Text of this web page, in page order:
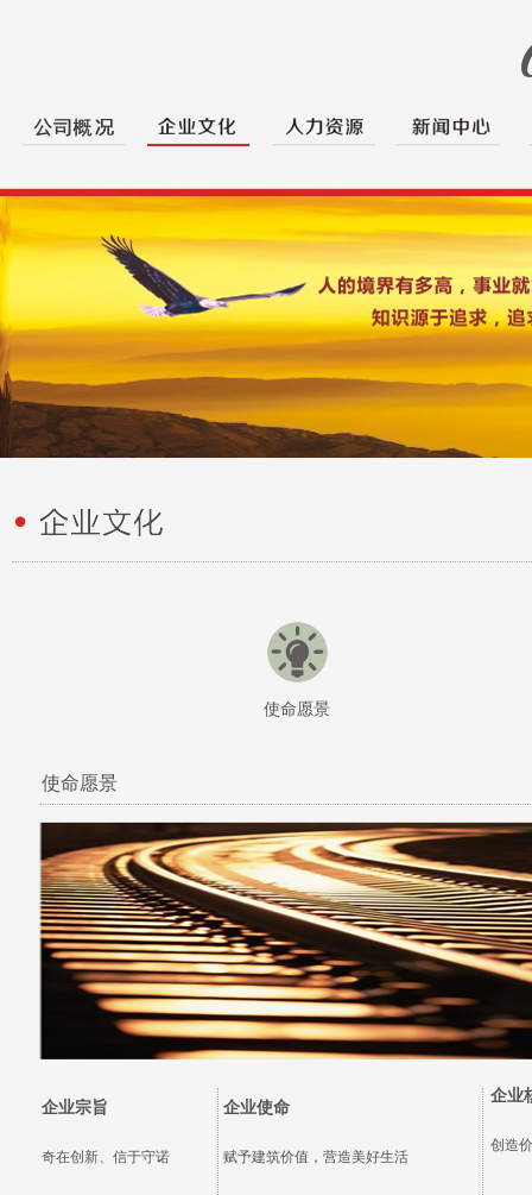
使命愿景
使命愿景
企业宗旨
奇在创新、信于守诺
企业使命
赋予建筑价值，营造美好生活
企业
创造